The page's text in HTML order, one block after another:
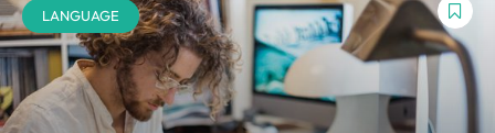
LANGUAGE